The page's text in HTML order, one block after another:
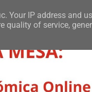
Your IP address and
quality of service,